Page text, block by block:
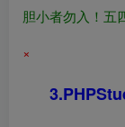
胆小者勿入！五
×